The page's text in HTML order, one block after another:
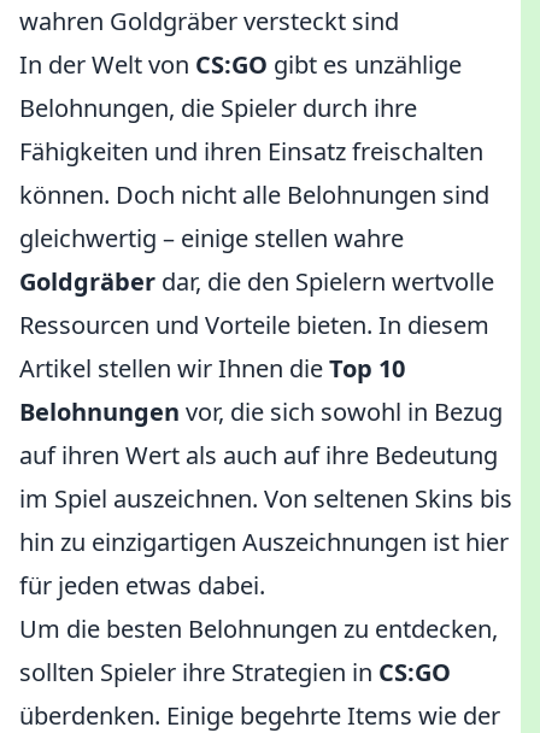
wahren Goldgräber versteckt sind
In der Welt von CS:GO gibt es unzählige
Belohnungen, die Spieler durch ihre
Fähigkeiten und ihren Einsatz freischalten
können. Doch nicht alle Belohnungen sind
gleichwertig – einige stellen wahre
Goldgräber dar, die den Spielern wertvolle
Ressourcen und Vorteile bieten. In diesem
Artikel stellen wir Ihnen dieTop 10
Belohnungen vor, die sich sowohl in Bezug
auf ihren Wert als auch auf ihre Bedeutung
im Spiel auszeichnen. Von seltenen Skins bis
hin zu einzigartigen Auszeichnungen ist hier
für jeden etwas dabei.
Um die besten Belohnungen zu entdecken,
sollten Spieler ihre Strategien in CS:GO
überdenken. Einige begehrte Items wie der